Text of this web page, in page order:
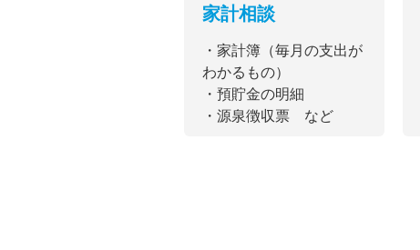
家計相談
・家計簿（毎月の支出が
わかるもの）
・預貯金の明細
・源泉徴収票 など